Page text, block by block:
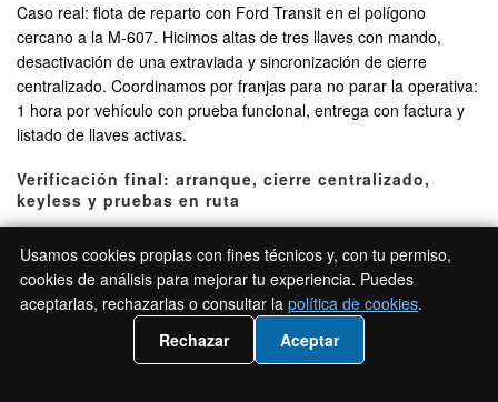
Caso real: flota de reparto con Ford Transit en el polígono
cercano a la M-607. Hicimos altas de tres llaves con mando,
desactivación de una extraviada y sincronización de cierre
centralizado. Coordinamos por franjas para no parar la operativa:
1 hora por vehículo con prueba funcional, entrega con factura y
listado de llaves activas.
Verificación final: arranque, cierre centralizado,
keyless y pruebas en ruta
trabajo sin comprobar cada sistema:
Arranque y antiarranque: validamos arranque en frío y en
caliente, lectura estable del transponder y ausencia de testigos
de inmovilizador.
📲 Llámanos 919930547
Usamos cookies propias con fines técnicos y, con tu permiso,
cookies de análisis para mejorar tu experiencia. Puedes
aceptarlas, rechazarlas o consultar la política de cookies.
Rechazar
Aceptar